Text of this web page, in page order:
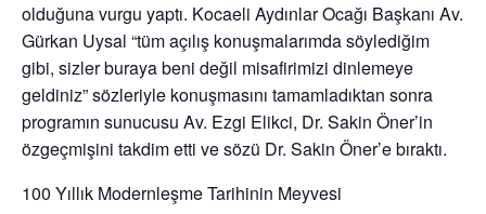
olduğuna vurgu yaptı. Kocaeli Aydınlar Ocağı Başkanı Av.
Gürkan Uysal “tüm açılış konuşmalarımda söylediğim
gibi, sizler buraya beni değil misafirimizi dinlemeye
geldiniz” sözleriyle konuşmasını tamamladıktan sonra
programın sunucusu Av. Ezgi Elikci, Dr. Sakin Öner’in
özgeçmişini takdim etti ve sözü Dr. Sakin Öner’e bıraktı.
100 Yıllık Modernleşme Tarihinin Meyvesi